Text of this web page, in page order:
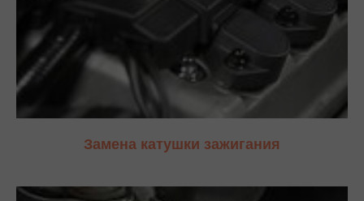
Замена катушки зажигания